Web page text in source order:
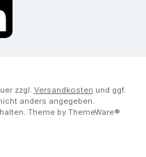
zzgl. Versandkosten und ggf.
anders angegeben.
Theme by ThemeWare®